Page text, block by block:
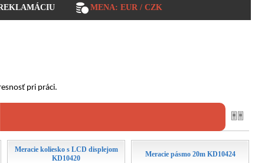
MENA: EUR / CZK
pri práci.
Meracie koliesko s LCD displejom
KD10420
Meracie pásmo 20m KD10424